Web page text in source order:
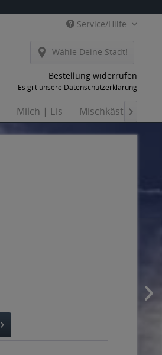
Service/Hilfe
Wähle Deine Stadt!
Bestellung widerrufen
Es gilt unsere Datenschutzerklärung
Milch | Eis Mischkästen
